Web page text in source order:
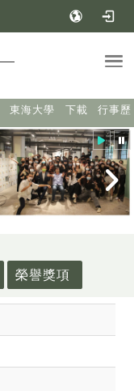
東海大學 下載 行事歷
榮譽獎項